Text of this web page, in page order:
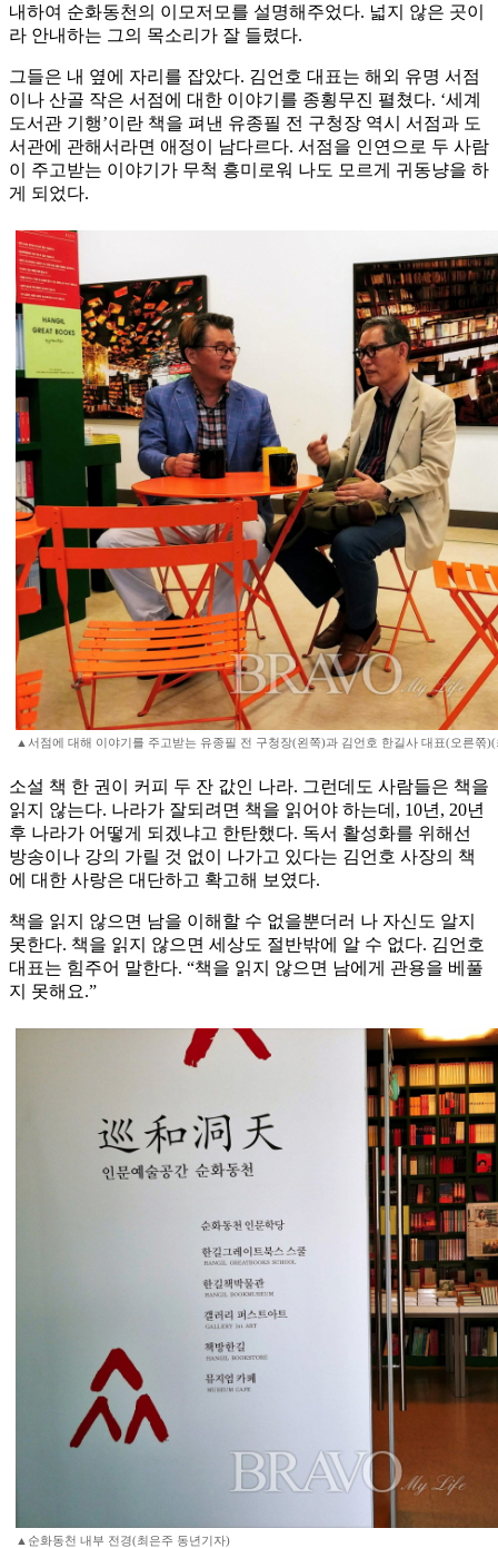
내하여 순화동천의 이모저모를 설명해주었다. 넓지 않은 곳이
라 안내하는 그의 목소리가 잘 들렸다.
그들은 내 옆에 자리를 잡았다. 김언호 대표는 해외 유명 서점
이나 산골 작은 서점에 대한 이야기를 종횡무진 펼쳤다. ‘세계
도서관 기행’이란 책을 펴낸 유종필 전 구청장 역시 서점과 도
서관에 관해서라면 애정이 남다르다. 서점을 인연으로 두 사람
이 주고받는 이야기가 무척 흥미로워 나도 모르게 귀동냥을 하
게 되었다.
▲서점에 대해 이야기를 주고받는 유종필 전 구청장(왼쪽)과 김언호 한길사 대표(오른쪾
소설 책 한 권이 커피 두 잔 값인 나라. 그런데도 사람들은 책을
읽지 않는다. 나라가 잘되려면 책을 읽어야 하는데, 10년, 20년
후 나라가 어떻게 되겠냐고 한탄했다. 독서 활성화를 위해선
방송이나 강의 가릴 것 없이 나가고 있다는 김언호 사장의 책
에 대한 사랑은 대단하고 확고해 보였다.
책을 읽지 않으면 남을 이해할 수 없을뿐더러 나 자신도 알지
못한다. 책을 읽지 않으면 세상도 절반밖에 알 수 없다. 김언호
대표는 힘주어 말한다. “책을 읽지 않으면 남에게 관용을 베풀
지 못해요.”
▲순화동천 내부 전경(최은주 동년기자)